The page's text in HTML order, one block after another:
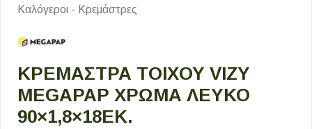
Καλόγεροι - Κρεμάστρες
ΚΡΕΜΆΣΤΡΑ ΤΟΊΧΟΥ VIZY
MEGAPAP ΧΡΏΜΑ ΛΕΥΚΌ
90×1,8×18ΕΚ.